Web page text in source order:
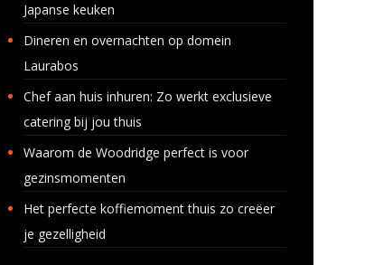
Japanse keuken
Dineren en overnachten op domein
Laurabos
Chef aan huis inhuren: Zo werkt exclusieve
catering bij jou thuis
Waarom de Woodridge perfect is voor
gezinsmomenten
Het perfecte koffiemoment thuis zo creëer
je gezelligheid